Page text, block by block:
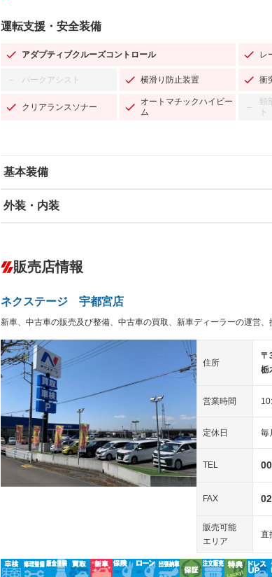
運転支援・安全装備
アダプティブクルーズコントロール レ
－ パークアシスト 横滑り防止装置 衝
クリアランスソナー
オートマチックハイビー
ム
－
頸
ト
基本装備
エアバッグ：運転席/助手席/サイド
－ ダウンヒルアシストコントロール
Bluetooth接続
外装・内装
オーディオ：CDまたはCDチェンジャー／ミュージック
プレイヤー接続可／ミュージックサーバー
－
ヘッドライトウォッシャ
ー
LEDヘッドランプ － HID(キセノンライト) － ポ
ETC ス
－ ランフラットタイヤ パワーシート 3
フルフラットシート チップアップシート オ
シートヒーター － ウォークスルー 後
－ フロントカメラ － シートエアコン
ルーフレール － エアサスペンション
販売店情報
ネクステージ 宇都宮店
新車、中古車の販売及び整備、中古車の買取、新車ディーラーの運営
住所
〒
栃
営業時間
定休日 毎
TEL
FAX
販売可能
エリア
直